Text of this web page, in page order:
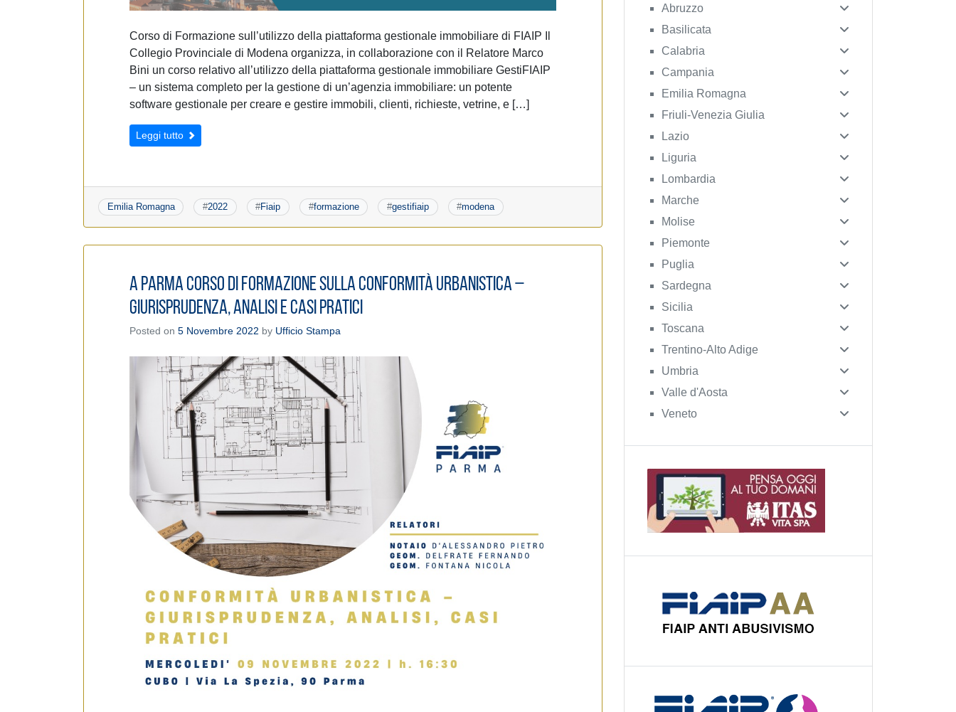
Corso di Formazione sull’utilizzo della piattaforma gestionale immobiliare di FIAIP Il
Collegio Provinciale di Modena organizza, in collaborazione con il Relatore Marco
Bini un corso relativo all’utilizzo della piattaforma gestionale immobiliare GestiFIAIP
– un sistema completo per la gestione di un’agenzia immobiliare: un potente
software gestionale per creare e gestire immobili, clienti, richieste, vetrine, e […]
Leggi tutto
Emilia Romagna #2022 #Fiaip #formazione #gestifiaip #modena
A Parma corso di formazione sulla conformità urbanistica –
giurisprudenza, analisi e casi pratici
Posted on 5 Novembre 2022 by Ufficio Stampa
Abruzzo
Basilicata
Calabria
Campania
Emilia Romagna
Friuli-Venezia Giulia
Lazio
Liguria
Lombardia
Marche
Molise
Piemonte
Puglia
Sardegna
Sicilia
Toscana
Trentino-Alto Adige
Umbria
Valle d'Aosta
Veneto